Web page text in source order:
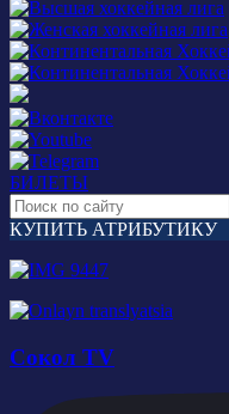
БИЛЕТЫ
КУПИТЬ АТРИБУТИКУ
Сокол TV